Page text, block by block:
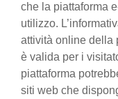
che la piattaforma
utilizzo.
attività online della
è valida per i
piattaforma
siti web che